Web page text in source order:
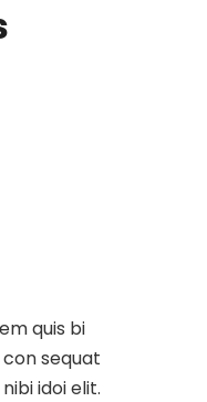
quis bi
sequat
idoi elit.